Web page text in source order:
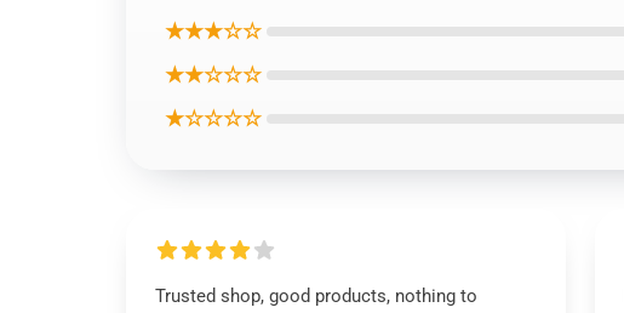
★★★☆☆
★★☆☆☆
★☆☆☆☆
Trusted shop, good products, nothing to